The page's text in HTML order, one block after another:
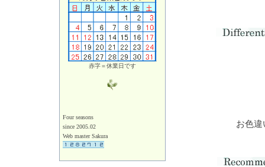
赤字＝休業日です
Four seasons
since 2005.02
Web master Sakura
お色